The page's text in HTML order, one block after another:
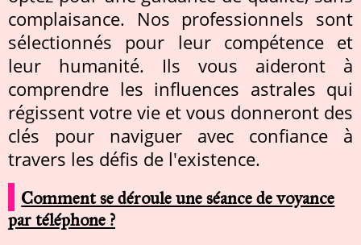
complaisance. Nos professionnels sont
sélectionnés pour leur compétence et
leur humanité. Ils vous aideront à
comprendre les influences astrales qui
régissent votre vie et vous donneront des
clés pour naviguer avec confiance à
travers les défis de l'existence.
Comment se déroule une séance de voyance
par téléphone ?